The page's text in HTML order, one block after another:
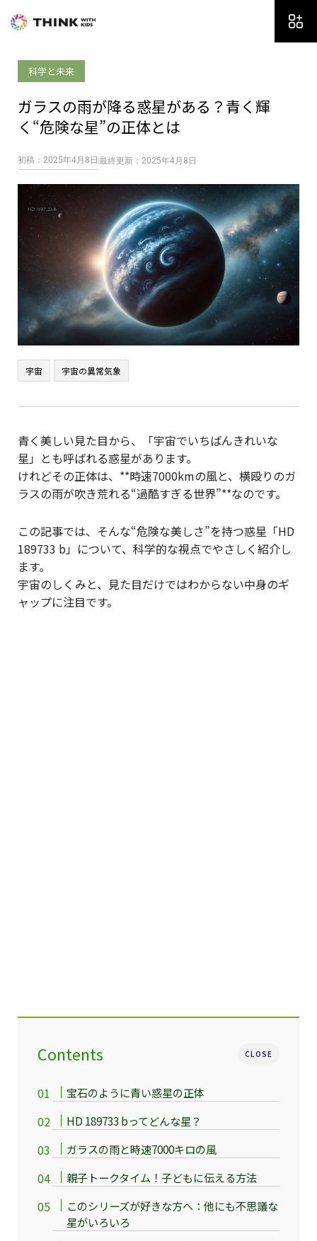
科学と未来
ガラスの雨が降る惑星がある？青く輝
く“危険な星”の正体とは
初稿：2025年4月8日 最終更新：2025年4月8日
宇宙 宇宙の異常気象
青く美しい見た目から、「宇宙でいちばんきれいな
星」とも呼ばれる惑星があります。
けれどその正体は、**時速7000kmの風と、横殴りのガ
ラスの雨が吹き荒れる“過酷すぎる世界”**なのです。
この記事では、そんな“危険な美しさ”を持つ惑星「HD
189733 b」について、科学的な視点でやさしく紹介し
ます。
宇宙のしくみと、見た目だけではわからない中身のギ
ャップに注目です。
CLOSE
Contents
宝石のように青い惑星の正体
HD 189733 bってどんな星？
ガラスの雨と時速7000キロの風
親子トークタイム！子どもに伝える方法
このシリーズが好きな方へ：他にも不思議な
星がいろいろ